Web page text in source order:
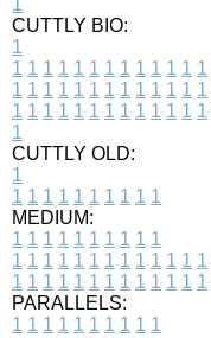
CUTTLY BIO:
1
1 1 1 1 1 1 1 1 1 1 1 1 1
1 1 1 1 1 1 1 1 1 1 1 1 1
1 1 1 1 1 1 1 1 1 1 1 1 1
1
CUTTLY OLD:
1
1 1 1 1 1 1 1 1 1 1
MEDIUM:
1 1 1 1 1 1 1 1 1 1
1 1 1 1 1 1 1 1 1 1 1 1 1
1 1 1 1 1 1 1 1 1 1 1 1 1
PARALLELS:
1 1 1 1 1 1 1 1 1 1